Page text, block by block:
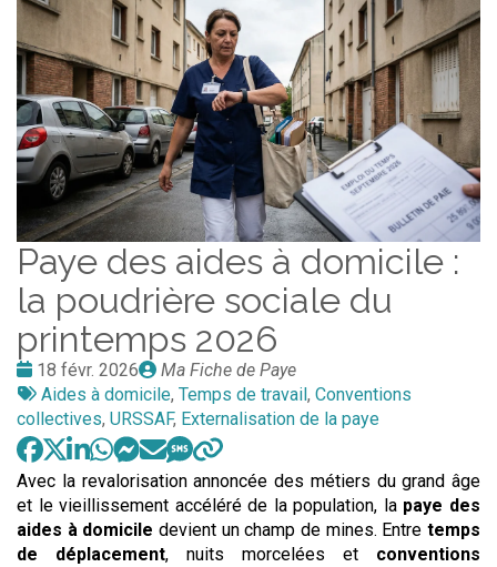
Paye des aides à domicile :
la poudrière sociale du
printemps 2026
Date
:
18 févr. 2026
Publié
par
Ma Fiche de Paye
Tags
:
Aides à domicile, Temps de travail, Conventions
collectives, URSSAF, Externalisation de la paye
Avec la revalorisation annoncée des métiers du grand âge
et le vieillissement accéléré de la population, la paye des
aides à domicile devient un champ de mines. Entretemps
de déplacement, nuits morcelées et conventions